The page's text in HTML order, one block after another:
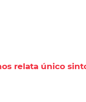
relata único